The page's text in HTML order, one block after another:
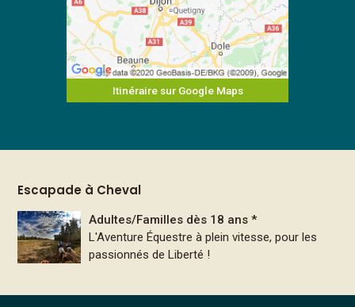
Itinéraire sur Google Maps
Escapade à Cheval
Adultes/Familles dès 18 ans *
L'Aventure Équestre à plein vitesse, pour les
passionnés de Liberté !